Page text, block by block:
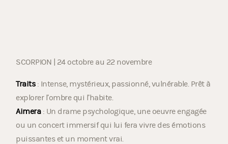
SCORPION | 24 octobre au 22 novembre
Traits: Intense, mystérieux, passionné, vulnérable. Prêt à
explorer l’ombre qui l’habite.
Aimera: Un drame psychologique, une oeuvre engagée
ou un concert immersif qui lui fera vivre des émotions
puissantes et un moment vrai.